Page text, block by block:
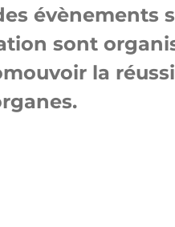
sont
la